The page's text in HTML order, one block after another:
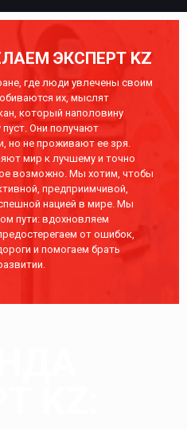
ЭКСПЕРТ KZ
где люди увлечены своим
их, мыслят
который наполовину
Они получают
но не проживают ее зря.
мир к лучшему и точно
возможно. Мы хотим, чтобы
предприимчивой,
нацией в мире. Мы
пути: вдохновляем
от ошибок,
и помогаем брать